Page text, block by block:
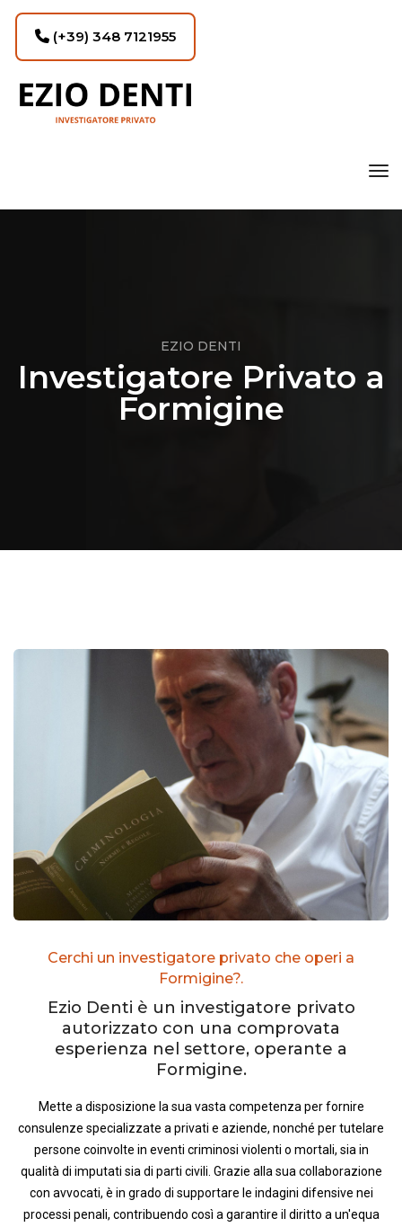
(+39) 348 7121955
EZIO DENTI
Investigatore Privato a
Formigine
Cerchi un investigatore privato che operi a
Formigine?.
Ezio Denti è un investigatore privato
autorizzato con una comprovata
esperienza nel settore, operante a
Formigine.
Mette a disposizione la sua vasta competenza per fornire
consulenze specializzate a privati e aziende, nonché per tutelare
persone coinvolte in eventi criminosi violenti o mortali, sia in
qualità di imputati sia di parti civili. Grazie alla sua collaborazione
con avvocati, è in grado di supportare le indagini difensive nei
processi penali, contribuendo così a garantire il diritto a un'equa